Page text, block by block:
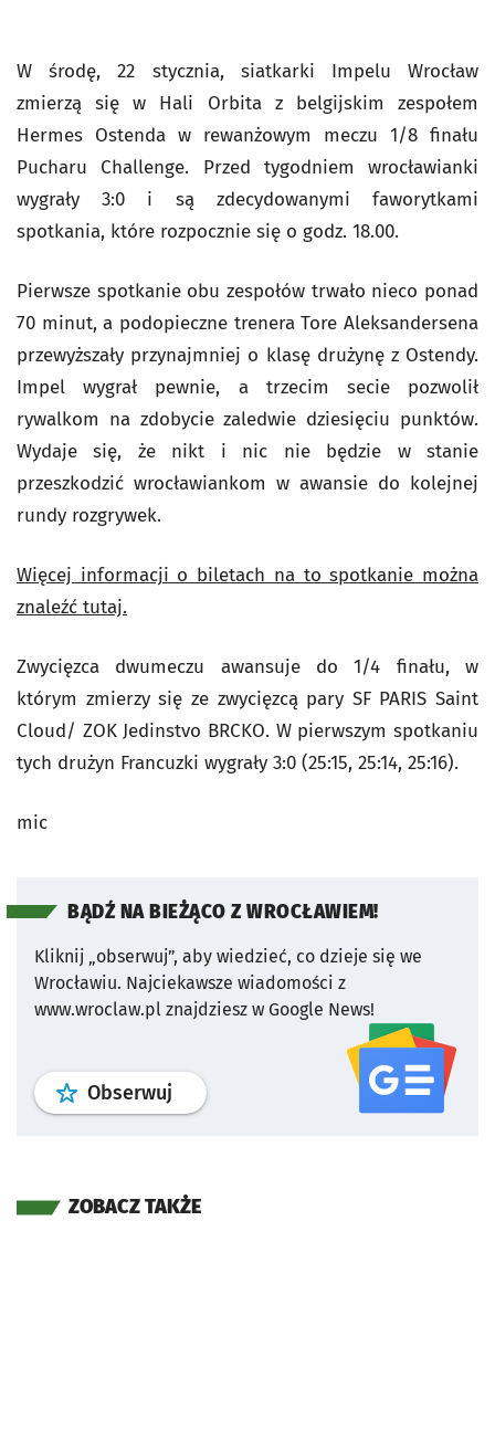
W środę, 22 stycznia, siatkarki Impelu Wrocław
zmierzą się w Hali Orbita z belgijskim zespołem
Hermes Ostenda w rewanżowym meczu 1/8 finału
Pucharu Challenge. Przed tygodniem wrocławianki
wygrały 3:0 i są zdecydowanymi faworytkami
spotkania, które rozpocznie się o godz. 18.00.
Pierwsze spotkanie obu zespołów trwało nieco ponad
70 minut, a podopieczne trenera Tore Aleksandersena
przewyższały przynajmniej o klasę drużynę z Ostendy.
Impel wygrał pewnie, a trzecim secie pozwolił
rywalkom na zdobycie zaledwie dziesięciu punktów.
Wydaje się, że nikt i nic nie będzie w stanie
przeszkodzić wrocławiankom w awansie do kolejnej
rundy rozgrywek.
Więcej informacji o biletach na to spotkanie można
znaleźć tutaj.
Zwycięzca dwumeczu awansuje do 1/4 finału, w
którym zmierzy się ze zwycięzcą pary SF PARIS Saint
Cloud/ ZOK Jedinstvo BRCKO. W pierwszym spotkaniu
tych drużyn Francuzki wygrały 3:0 (25:15, 25:14, 25:16).
mic
BĄDŹ NA BIEŻĄCO Z WROCŁAWIEM!
Kliknij „obserwuj”, aby wiedzieć, co dzieje się we
Wrocławiu. Najciekawsze wiadomości z
www.wroclaw.pl znajdziesz w Google News!
Obserwuj profil serwisu
ZOBACZ TAKŻE